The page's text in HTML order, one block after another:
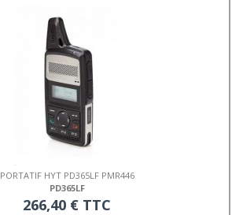
PORTATIF HYT PD365LF PMR446
PD365LF
266,40 € TTC